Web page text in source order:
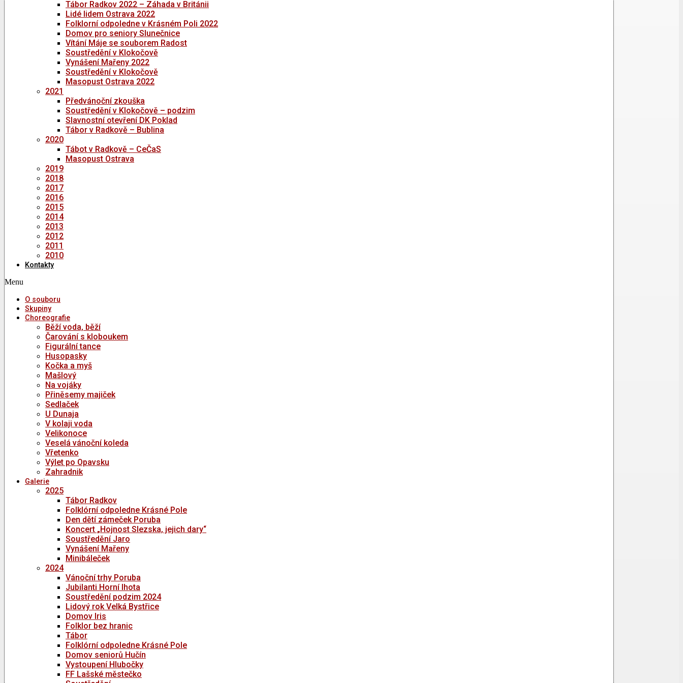
Tábor Radkov 2022 – Záhada v Británii
Lidé lidem Ostrava 2022
Folklorní odpoledne v Krásném Poli 2022
Domov pro seniory Slunečnice
Vítání Máje se souborem Radost
Soustředění v Klokočově
Vynášení Mařeny 2022
Soustředění v Klokočově
Masopust Ostrava 2022
2021
Předvánoční zkouška
Soustředění v Klokočově – podzim
Slavnostní otevření DK Poklad
Tábor v Radkově – Bublina
2020
Tábot v Radkově – CeČaS
Masopust Ostrava
2019
2018
2017
2016
2015
2014
2013
2012
2011
2010
Kontakty
Menu
O souboru
Skupiny
Choreografie
Běží voda, běží
Čarování s kloboukem
Figurální tance
Husopasky
Kočka a myš
Mašlový
Na vojáky
Přiněsemy majiček
Sedlaček
U Dunaja
V kolaji voda
Velikonoce
Veselá vánoční koleda
Vřetenko
Výlet po Opavsku
Zahradnik
Galerie
2025
Tábor Radkov
Folklórní odpoledne Krásné Pole
Den dětí zámeček Poruba
Koncert „Hojnost Slezska, jejich dary“
Soustředění Jaro
Vynášení Mařeny
Minibáleček
2024
Vánoční trhy Poruba
Jubilanti Horní lhota
Soustředění podzim 2024
Lidový rok Velká Bystřice
Domov Iris
Folklor bez hranic
Tábor
Folklórní odpoledne Krásné Pole
Domov seniorů Hučín
Vystoupení Hlubočky
FF Lašské městečko